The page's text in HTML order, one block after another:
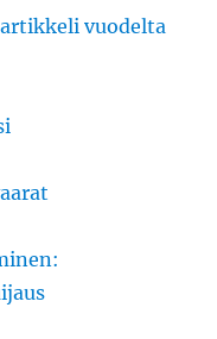
vuodelta